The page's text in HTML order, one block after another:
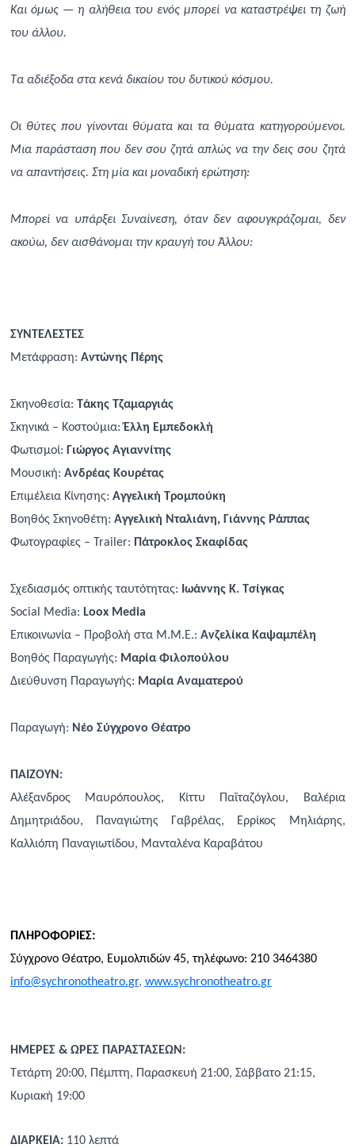
Και όμως — η αλήθεια του ενός μπορεί να καταστρέψει τη ζωή
του άλλου.
Τα αδιέξοδα στα κενά δικαίου του δυτικού κόσμου.
Οι θύτες που γίνονται θύματα και τα θύματα κατηγορούμενοι.
Μια παράσταση που δεν σου ζητά απλώς να την δεις σου ζητά
να απαντήσεις. Στη μία και μοναδική ερώτηση:
Μπορεί να υπάρξει Συναίνεση, όταν δεν αφουγκράζομαι, δεν
ακούω, δεν αισθάνομαι την κραυγή του Άλλου:
ΣΥΝΤΕΛΕΣΤΕΣ
Μετάφραση: Αντώνης Πέρης
Σκηνοθεσία: Τάκης Τζαμαργιάς
Σκηνικά – Κοστούμια:Έλλη Εμπεδοκλή
Φωτισμοί: Γιώργος Αγιαννίτης
Μουσική: Ανδρέας Κουρέτας
Επιμέλεια Κίνησης: Αγγελική Τρομπούκη
Βοηθός Σκηνοθέτη: Αγγελική Νταλιάνη, Γιάννης Ράππας
Φωτογραφίες –
Trailer: Πάτροκλος Σκαφίδας
Σχεδιασμός οπτικής ταυτότητας: Ιωάννης Κ. Τσίγκας
Social
Media: Loox Media
Επικοινωνία – Προβολή στα Μ.Μ.Ε.: Ανζελίκα Καψαμπέλη
Βοηθός Παραγωγής: Μαρία Φιλοπούλου
Διεύθυνση Παραγωγής: Μαρία Αναματερού
Παραγωγή: Νέο Σύγχρονο Θέατρο
ΠΑΙΖΟΥΝ:
Αλέξανδρος Μαυρόπουλος, Κίττυ Παϊταζόγλου, Βαλέρια
Δημητριάδου, Παναγιώτης Γαβρέλας, Ερρίκος Μηλιάρης,
Καλλιόπη Παναγιωτίδου, Μανταλένα Καραβάτου
ΠΛΗΡΟΦΟΡΙΕΣ:
Σύγχρονο Θέατρο, Ευμολπιδών 45, τηλέφωνο: 210 3464380
info@sychronotheatro.gr, www.sychronotheatro.gr
ΗΜΕΡΕΣ & ΩΡΕΣ ΠΑΡΑΣΤΑΣΕΩΝ:
Τετάρτη 20:00, Πέμπτη, Παρασκευή 21:00, Σάββατο 21:15,
Κυριακή 19:00
ΔΙΑΡΚΕΙΑ: 110 λεπτά